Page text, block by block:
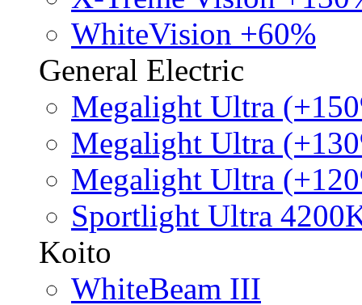
WhiteVision +60%
General Electric
Megalight Ultra
Megalight Ultra
Megalight Ultra
Sportlight Ultra
Koito
WhiteBeam III